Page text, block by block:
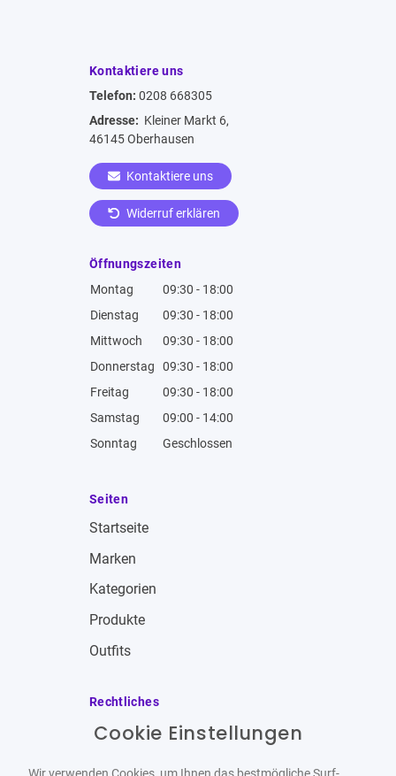
Kontaktiere uns
Telefon: 0208 668305
Adresse: Kleiner Markt 6,
46145 Oberhausen
Kontaktiere uns
Widerruf erklären
Öffnungszeiten
Montag
09:30 - 18:00
Dienstag
09:30 - 18:00
Mittwoch
09:30 - 18:00
Donnerstag
09:30 - 18:00
Freitag
09:30 - 18:00
Samstag
09:00 - 14:00
Sonntag
Geschlossen
Seiten
Startseite
Marken
Kategorien
Produkte
Outfits
Rechtliches
Impressum
Cookie Einstellungen
Wir verwenden Cookies, um Ihnen das bestmögliche Surf-